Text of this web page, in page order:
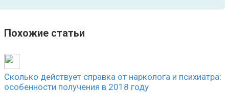
Похожие статьи
Сколько действует справка от нарколога и психиатра:
особенности получения в 2018 году